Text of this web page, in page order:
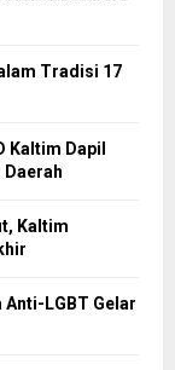
Tradisi 17
Kaltim Dapil
Daerah
Kaltim
Anti-LGBT Gelar